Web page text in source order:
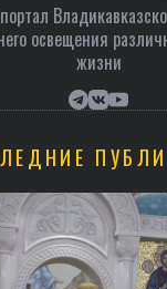
освещения
жизни